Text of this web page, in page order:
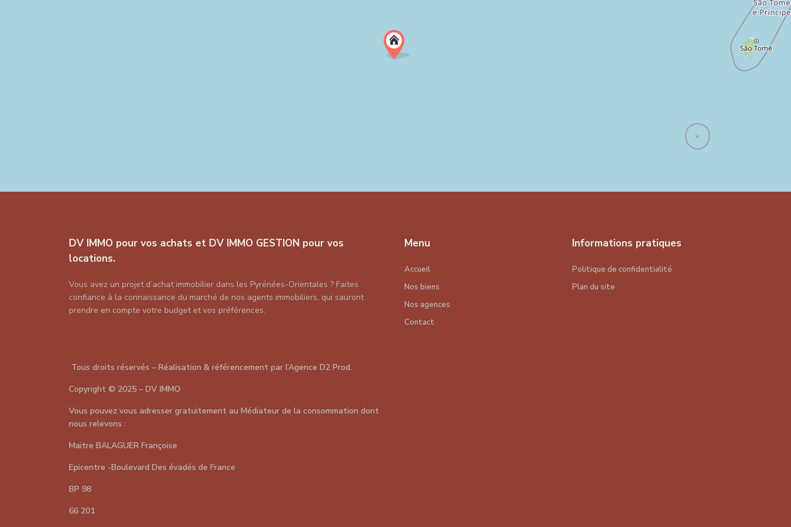
DV IMMO pour vos achats et DV IMMO GESTION pour vos
locations.
Vous avez un projet d’achat immobilier dans les Pyrénées-Orientales ? Faites
confiance à la connaissance du marché de nos agents immobiliers, qui sauront
prendre en compte votre budget et vos préférences.
Tous droits réservés – Réalisation & référencement par l’Agence D2 Prod.
Copyright © 2025 – DV IMMO
Vous pouvez vous adresser gratuitement au Médiateur de la consommation dont
nous relevons :
Maitre BALAGUER Françoise
Epicentre -Boulevard Des évadés de France
BP 98
66 201
Menu
Accueil
Nos biens
Nos agences
Contact
Informations pratiques
Politique de confidentialité
Plan du site